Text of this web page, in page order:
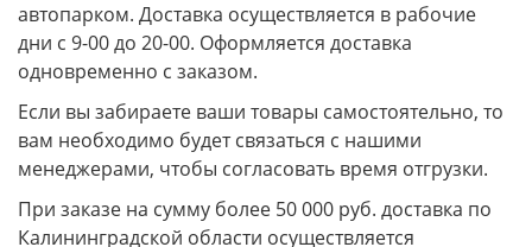
автопарком. Доставка осуществляется в рабочие
дни с 9-00 до 20-00. Оформляется доставка
одновременно с заказом.
Если вы забираете ваши товары самостоятельно, то
вам необходимо будет связаться с нашими
менеджерами, чтобы согласовать время отгрузки.
При заказе на сумму более 50 000 руб. доставка по
Калининградской области осуществляется